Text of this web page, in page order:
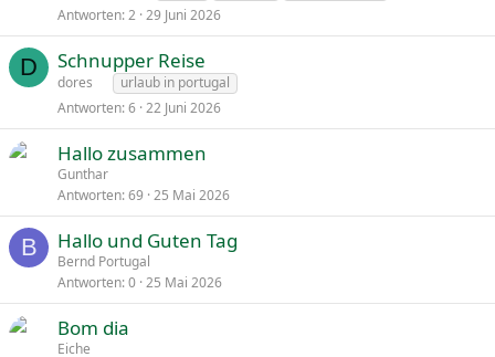
Antworten 2 29 Juni 2026
D Schnupper Reise
dores
urlaub in portugal
Antworten 6 22 Juni 2026
Hallo zusammen
Gunthar
Antworten 69 25 Mai 2026
B Hallo und Guten Tag
Bernd Portugal
Antworten 0 25 Mai 2026
Bom dia
Eiche